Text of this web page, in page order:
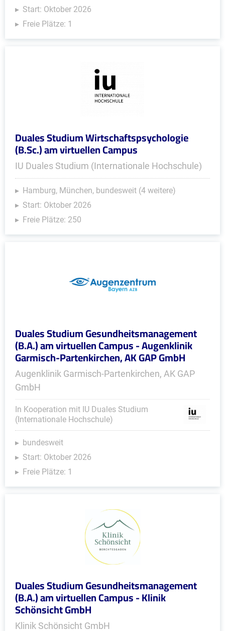
Start: Oktober 2026
Freie Plätze: 1
Duales Studium Wirtschaftspsychologie
(B.Sc.) am virtuellen Campus
IU Duales Studium (Internationale Hochschule)
Hamburg, München, bundesweit (4 weitere)
Start: Oktober 2026
Freie Plätze: 250
Duales Studium Gesundheitsmanagement
(B.A.) am virtuellen Campus - Augenklinik
Garmisch-Partenkirchen, AK GAP GmbH
Augenklinik Garmisch-Partenkirchen, AK GAP
GmbH
In Kooperation mit IU Duales Studium
(Internationale Hochschule)
bundesweit
Start: Oktober 2026
Freie Plätze: 1
Duales Studium Gesundheitsmanagement
(B.A.) am virtuellen Campus - Klinik
Schönsicht GmbH
Klinik Schönsicht GmbH